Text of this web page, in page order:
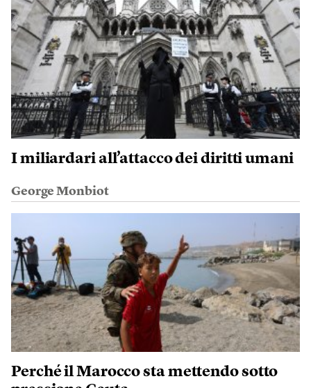
I miliardari all’attacco dei diritti umani
George Monbiot
Perché il Marocco sta mettendo sotto